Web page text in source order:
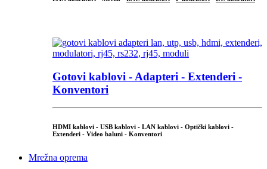
Gotovi kablovi - Adapteri - Extenderi -
Konventori
HDMI kablovi - USB kablovi - LAN kablovi - Optički kablovi -
Extenderi - Video baluni - Konventori
Mrežna oprema